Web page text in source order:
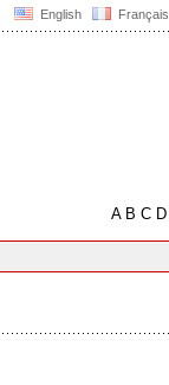
English Français
AB C D